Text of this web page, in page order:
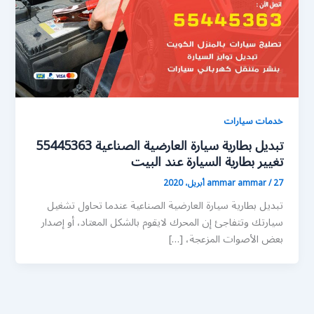
خدمات سيارات
تبديل بطارية سيارة العارضية الصناعية 55445363
تغيير بطارية السيارة عند البيت
ammar ammar/27 أبريل، 2020
تبديل بطارية سيارة العارضية الصناعية عندما تحاول تشغيل
سيارتك وتتفاجئ إن المحرك لايقوم بالشكل المعتاد، أو إصدار
بعض الأصوات المزعجة، […]